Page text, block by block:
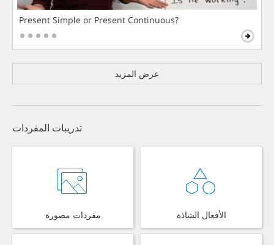
Present Simple or Present Continuous?
عرض المزيد
تدريبات المفردات
مفردات مصورة الأفعال الشاذة